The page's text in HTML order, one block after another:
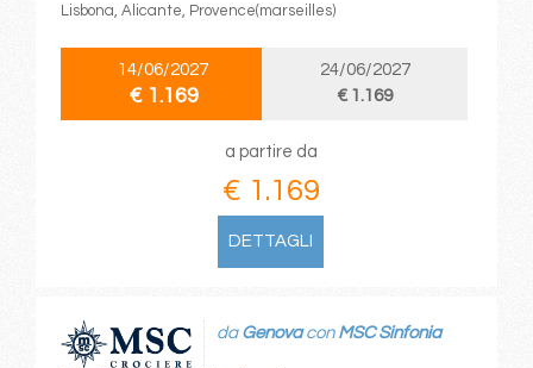
Lisbona, Alicante, Provence(marseilles)
14/06/2027
€ 1.169
24/06/2027
€ 1.169
a partire da
€ 1.169
DETTAGLI
da Genovacon MSC Sinfonia